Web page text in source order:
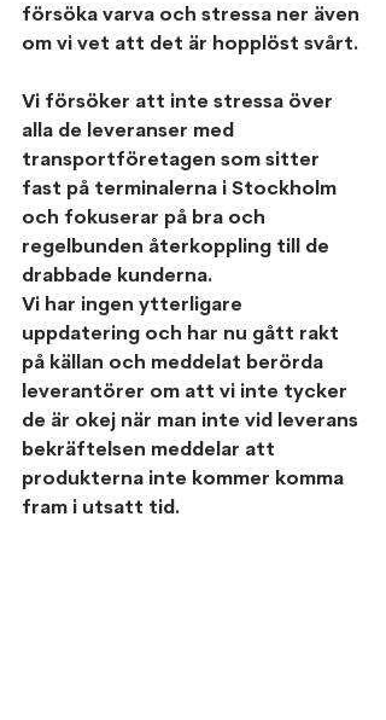
försöka varva och stressa ner även
om vi vet att det är hopplöst svårt.
Vi försöker att inte stressa över
alla de leveranser med
transportföretagen som sitter
fast på terminalerna i Stockholm
och fokuserar på bra och
regelbunden återkoppling till de
drabbade kunderna.
Vi har ingen ytterligare
uppdatering och har nu gått rakt
på källan och meddelat berörda
leverantörer om att vi inte tycker
de är okej när man inte vid leverans
bekräftelsen meddelar att
produkterna inte kommer komma
fram i utsatt tid.